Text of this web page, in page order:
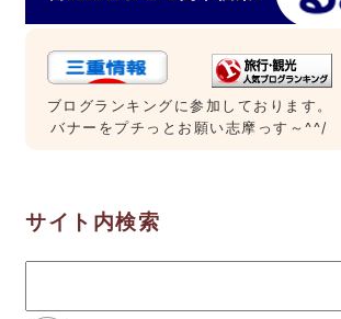
ブログランキングに参加しております。
バナーをプチっとお願い志摩っす～^^/
サイト内検索
索: